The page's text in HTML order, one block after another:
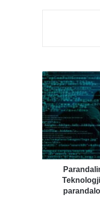
Parandalimi
i
krimit
apo
mbikëqyrja
totale?
Teknologjia
dhe
inteligjenca
artificiale